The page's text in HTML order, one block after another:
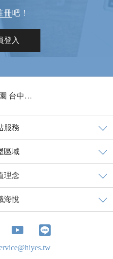
冊吧！
登入
社會增加率榜首
服務
區域
理念
海悅